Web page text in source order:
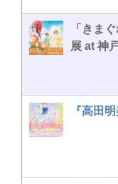
「きま
展 at 神
『高田